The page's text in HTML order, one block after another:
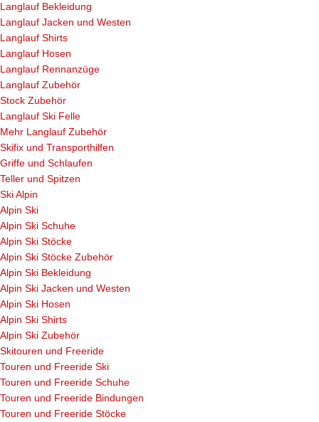
Langlauf Bekleidung
Langlauf Jacken und Westen
Langlauf Shirts
Langlauf Hosen
Langlauf Rennanzüge
Langlauf Zubehör
Stock Zubehör
Langlauf Ski Felle
Mehr Langlauf Zubehör
Skifix und Transporthilfen
Griffe und Schlaufen
Teller und Spitzen
Ski Alpin
Alpin Ski
Alpin Ski Schuhe
Alpin Ski Stöcke
Alpin Ski Stöcke Zubehör
Alpin Ski Bekleidung
Alpin Ski Jacken und Westen
Alpin Ski Hosen
Alpin Ski Shirts
Alpin Ski Zubehör
Skitouren und Freeride
Touren und Freeride Ski
Touren und Freeride Schuhe
Touren und Freeride Bindungen
Touren und Freeride Stöcke